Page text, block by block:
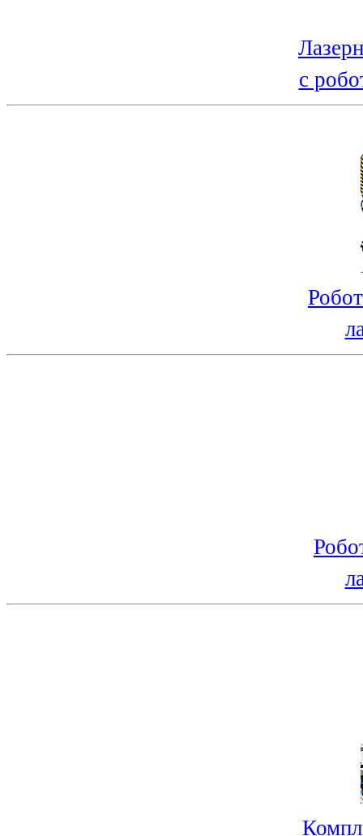
с